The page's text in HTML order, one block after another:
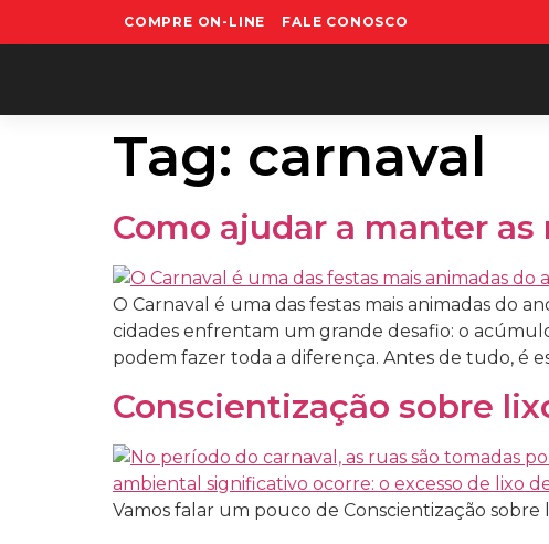
COMPRE ON-LINE FALE CONOSCO
Tag: carnaval
Como ajudar a manter as
O Carnaval é uma das festas mais animadas do
cidades enfrentam um grande desafio: o
podem fazer toda a diferença. Antes de tudo, é
Conscientização sobre
Vamos falar um pouco de Conscientização